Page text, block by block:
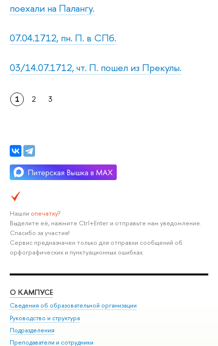
поехали на Палангу.
07.04.1712, пн. П. в СПб.
03/14.07.1712, чт. П. пошел из Прекулы.
1 2 3
Нашли опечатку?
Выделите её, нажмите Ctrl+Enter и отправьте нам уведомление.
Спасибо за участие!
Сервис предназначен только для отправки сообщений об
орфографических и пунктуационных ошибках.
О КАМПУСЕ
Сведения об образовательной организации
Руководство и структура
Подразделения
Преподаватели и сотрудники